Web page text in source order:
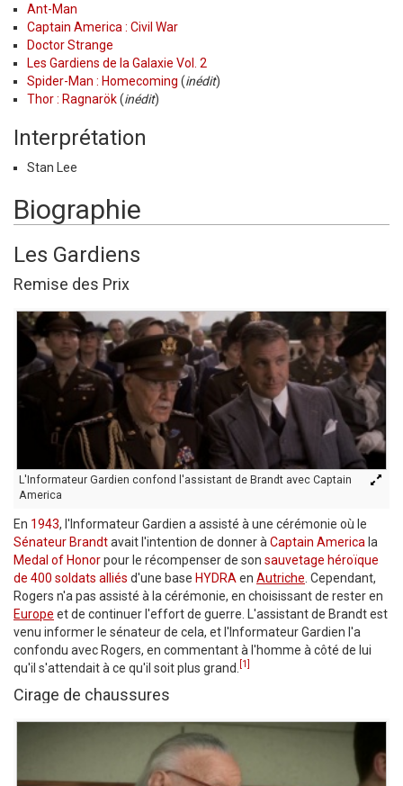
Ant-Man
Captain America : Civil War
Doctor Strange
Les Gardiens de la Galaxie Vol. 2
Spider-Man : Homecoming (inédit)
Thor : Ragnarök(inédit)
Interprétation
Stan Lee
Biographie
Les Gardiens
Remise des Prix
L'Informateur Gardien confond l'assistant de Brandt avec Captain
America
En 1943, l'Informateur Gardien a assisté à une cérémonie où le
Sénateur Brandtavait l'intention de donner à Captain America la
Medal of Honorpour le récompenser de son sauvetage héroïque
de 400 soldats alliés d'une base HYDRA en Autriche . Cependant,
Rogers n'a pas assisté à la cérémonie, en choisissant de rester en
Europe et de continuer l'effort de guerre. L'assistant de Brandt est
venu informer le sénateur de cela, et l'Informateur Gardien l'a
confondu avec Rogers, en commentant à l'homme à côté de lui
qu'il s'attendait à ce qu'il soit plus grand.
[1]
Cirage de chaussures